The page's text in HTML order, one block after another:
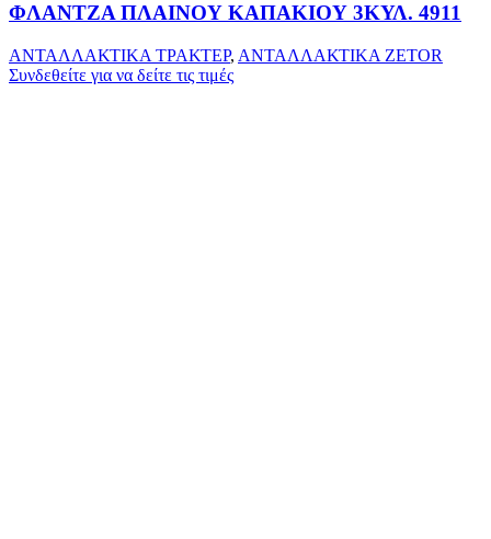
ΦΛΑΝΤΖΑ ΠΛΑΙΝΟΥ ΚΑΠΑΚΙΟΥ 3ΚΥΛ. 4911
ΑΝΤΑΛΛΑΚΤΙΚΑ ΤΡΑΚΤΕΡ, ΑΝΤΑΛΛΑΚΤΙΚΑ ZETOR
Συνδεθείτε για να δείτε τις τιμές